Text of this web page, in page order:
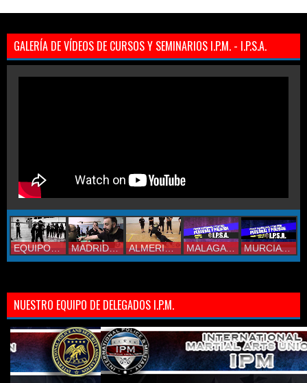
GALERÍA DE VÍDEOS DE CURSOS Y SEMINARIOS I.P.M. - I.P.S.A.
EQUIPO IPM MADRID 2019 ALMERIA 2017 MALAGA 2017 MURCIA 2017
NUESTRO EQUIPO DE DELEGADOS I.P.M.